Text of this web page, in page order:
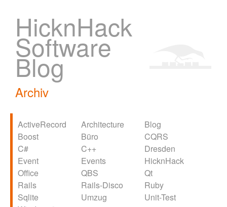
HicknHack
Software
Blog
Archiv
ActiveRecord Architecture
Blog
Boost
Büro
CQRS
C#
C++
Dresden
Event
Events
HicknHack
Office
QBS
Qt
Rails
Rails-Disco
Ruby
Sqlite
Umzug
Unit-Test